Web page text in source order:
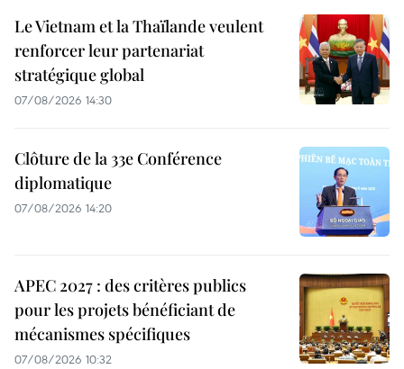
Le Vietnam et la Thaïlande veulent
renforcer leur partenariat
stratégique global
07/08/2026 14:30
Clôture de la 33e Conférence
diplomatique
07/08/2026 14:20
APEC 2027 : des critères publics
pour les projets bénéficiant de
mécanismes spécifiques
07/08/2026 10:32